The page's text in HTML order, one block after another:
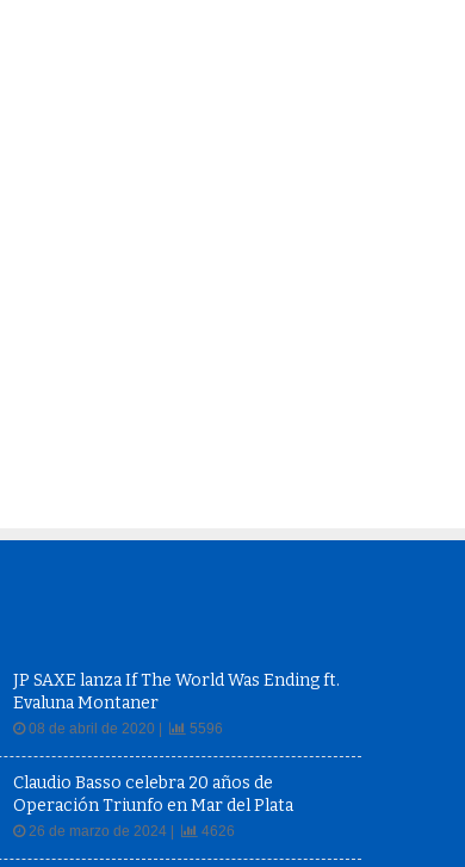
JP SAXE lanza If The World Was Ending ft.
Evaluna Montaner
08 de abril de 2020 | 5596
Claudio Basso celebra 20 años de
Operación Triunfo en Mar del Plata
26 de marzo de 2024 | 4626